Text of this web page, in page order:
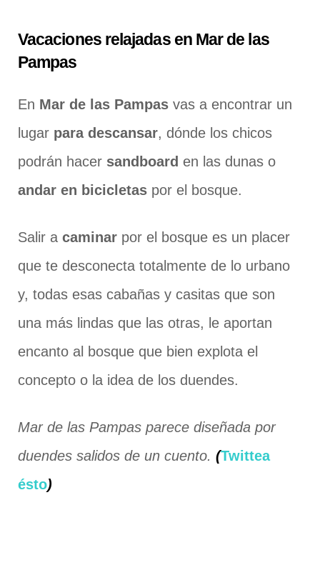
Vacaciones relajadas en Mar de las
Pampas
En Mar de las Pampas vas a encontrar un
lugar para descansar, dónde los chicos
podrán hacer sandboard en las dunas o
andar en bicicletas por el bosque.
Salir a caminar por el bosque es un placer
que te desconecta totalmente de lo urbano
y, todas esas cabañas y casitas que son
una más lindas que las otras, le aportan
encanto al bosque que bien explota el
concepto o la idea de los duendes.
Mar de las Pampas parece diseñada por
duendes salidos de un cuento. (Twittea
ésto)